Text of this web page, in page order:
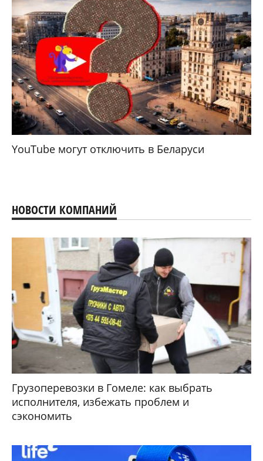
YouTube могут отключить в Беларуси
НОВОСТИ КОМПАНИЙ
Грузоперевозки в Гомеле: как выбрать
исполнителя, избежать проблем и
сэкономить